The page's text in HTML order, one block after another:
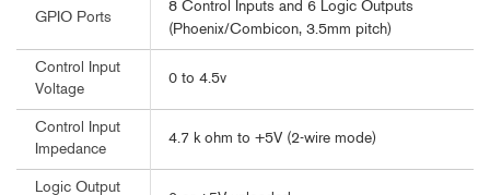
GPIO Ports
8 Control Inputs and 6 Logic Outputs
(Phoenix/Combicon, 3.5mm pitch)
Control Input
Voltage
0 to 4.5v
Control Input
Impedance
4.7 k ohm to +5V (2-wire mode)
Logic Output